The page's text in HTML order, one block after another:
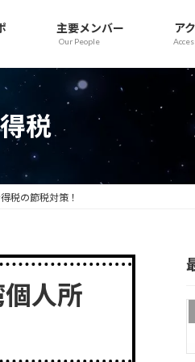
主要メンバー
Our People
ア
税
税の節税対策！
人所